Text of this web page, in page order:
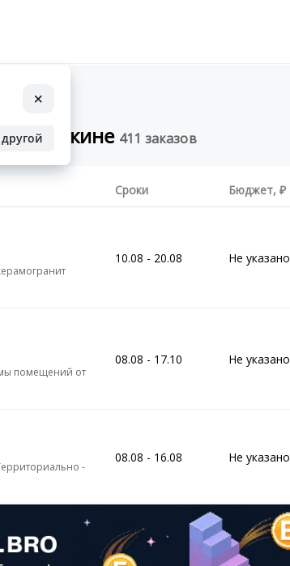
в Пушкине 411 заказов
Сроки Бюджет,
10.08 - 20.08 Не указано
помещений от
08.08 - 17.10 Не указано
-
08.08 - 16.08 Не указано
Нет, другой